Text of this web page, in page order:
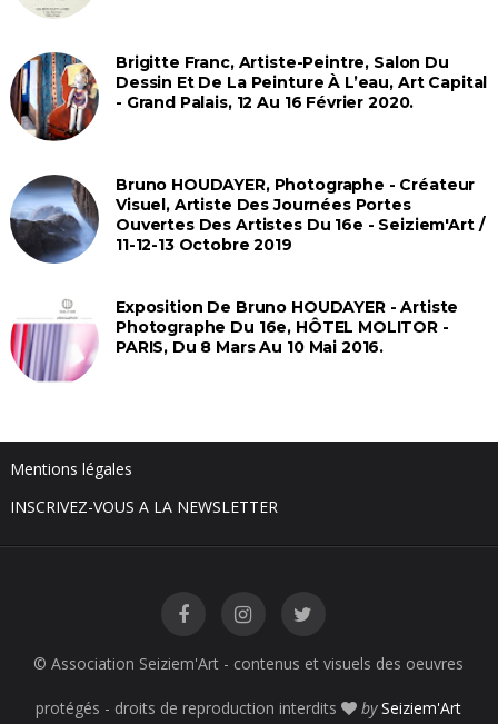
Brigitte Franc, Artiste-Peintre, Salon Du
Dessin Et De La Peinture À L’eau, Art Capital
- Grand Palais, 12 Au 16 Février 2020.
Bruno HOUDAYER, Photographe - Créateur
Visuel, Artiste Des Journées Portes
Ouvertes Des Artistes Du 16e - Seiziem'Art /
11-12-13 Octobre 2019
Exposition De Bruno HOUDAYER - Artiste
Photographe Du 16e, HÔTEL MOLITOR -
PARIS, Du 8 Mars Au 10 Mai 2016.
Mentions légales
INSCRIVEZ-VOUS A LA NEWSLETTER
© Association Seiziem'Art - contenus et visuels des oeuvres
protégés - droits de reproduction interdits by Seiziem'Art